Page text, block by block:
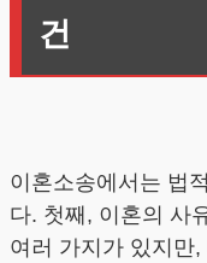
건
이혼소송에서는 법
다. 첫째, 이혼의 사
여러 가지가 있지만